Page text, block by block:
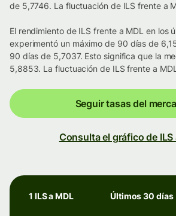
de 5,7746. La fluctuación de ILS frente a
El rendimiento de ILS frente a MDL en los
experimentó un máximo de 90 días de
90 días de 5,7037. Esto significa que la
5,8853. La fluctuación de ILS frente a
Seguir tasas del
Consulta el gráfico de ILS
1 ILS a MDL Últimos 30 días